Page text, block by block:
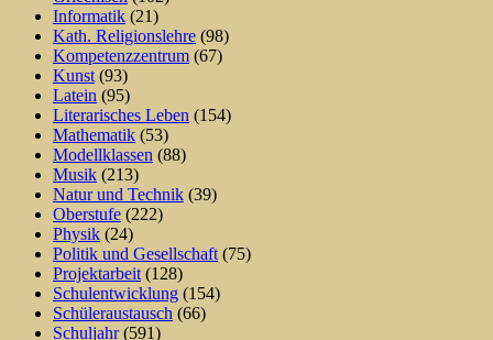
Informatik (21)
Kath. Religionslehre (98)
Kompetenzzentrum (67)
Kunst (93)
Latein (95)
Literarisches Leben (154)
Mathematik (53)
Modellklassen (88)
Musik (213)
Natur und Technik (39)
Oberstufe (222)
Physik (24)
Politik und Gesellschaft (75)
Projektarbeit (128)
Schulentwicklung (154)
Schüleraustausch (66)
Schuljahr (591)